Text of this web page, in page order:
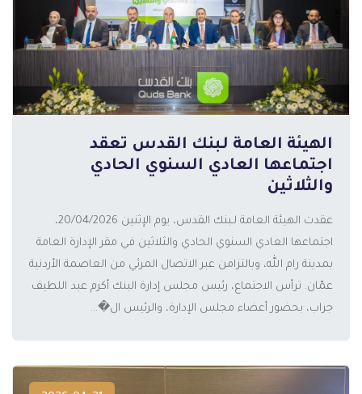
الهيئة العامة لـبنك القدس تعقد
اجتماعها العادي السنوي الحادي
والثلاثين
عقدت الهيئة العامة لـبنك القدس، يوم الإثنين 20/04/2026،
اجتماعها العادي السنوي الحادي والثلاثين في مقر الإدارة العامة
بمدينة رام الله، وبالتزامن عبر الاتصال المرئي من العاصمة الأردنية
عمّان. ترأس الاجتماع، رئيس مجلس إدارة البنك أكرم عبد اللطيف
جراب، بحضور أعضاء مجلس الإدارة، والرئيس ال�...
المزيد